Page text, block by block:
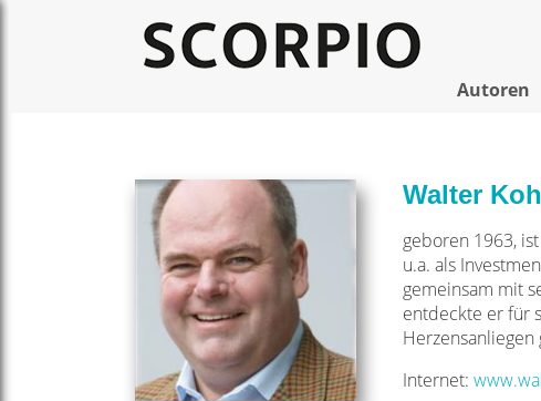
Autoren
Walter
geboren 1963,
u.a. als
gemeinsam mit
entdeckte er für
Internet: